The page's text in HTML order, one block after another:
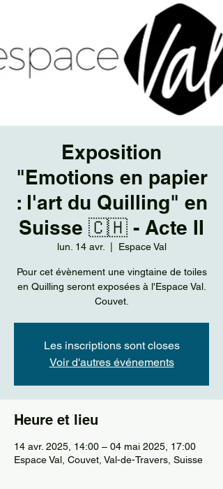
Exposition
"Emotions en papier
: l'art du Quilling" en
Suisse 🇨🇭 - Acte II
lun. 14 avr. Espace Val
Pour cet évènement une vingtaine de toiles
en Quilling seront exposées à l'Espace Val.
Couvet.
Les inscriptions sont closes
Voir d'autres événements
Heure et lieu
14 avr. 2025, 14:00 – 04 mai 2025, 17:00
Espace Val, Couvet, Val-de-Travers, Suisse